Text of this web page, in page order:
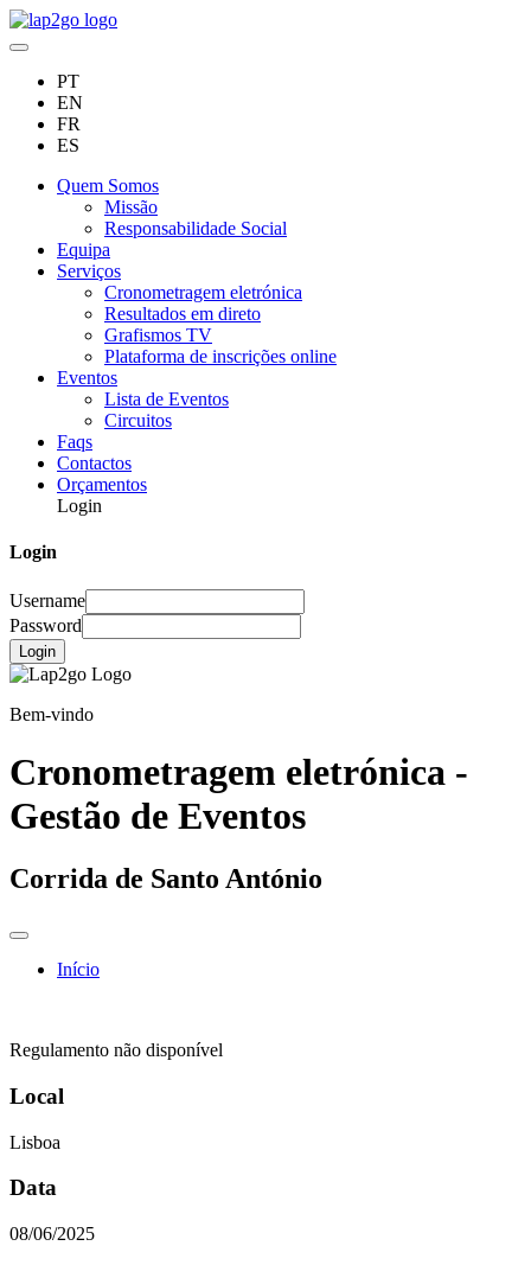
PT
EN
FR
ES
Quem Somos
Missão
Responsabilidade Social
Equipa
Serviços
Cronometragem eletrónica
Resultados em direto
Grafismos TV
Plataforma de inscrições online
Eventos
Lista de Eventos
Circuitos
Faqs
Contactos
Orçamentos
Login
Login
Username
Password
Login
Bem-vindo
Cronometragem eletrónica -
Gestão de Eventos
Corrida de Santo António
Início
Regulamento não disponível
Local
Lisboa
Data
08/06/2025